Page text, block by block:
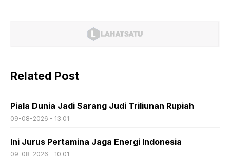
Related Post
Piala Dunia Jadi Sarang Judi Triliunan Rupiah
09-08-2026 - 13.01
Ini Jurus Pertamina Jaga Energi Indonesia
09-08-2026 - 10.01